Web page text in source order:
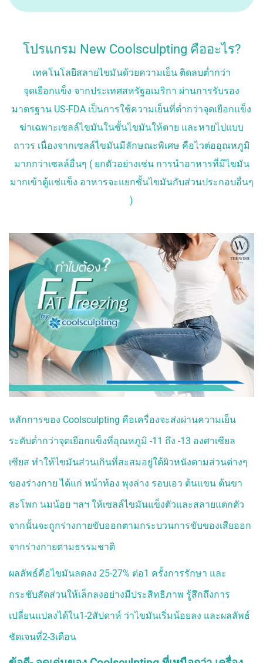
บริการอื่นๆ
EMT SCULPT สร้าง
กล้ามเนื้อ สลายไขมัน
NEW COOLSCULPTING
บอกลาทุกปัญหาไขมัน
ส่วนเกิน
TWC STEM BOOSTER
เติมน้ำให้ผิวสวยแบบสาว
COOL CRISTAL
PRP (PLATELET RICH
เลเซอร์กระชับรูขุมขน
รอยแตกลาย
เลเซอร์กำจัดขน LONG
PULSED ND YAG
VIDEO REVIEW
BLOG
CONTACT
โปรแกรม New Coolsculpting คืออะไร?
เทคโนโลยีสลายไขมันด้วยความเย็น ติดลบต่ำกว่า
จุดเยือกแข็ง จากประเทศสหรัฐอเมริกา ผ่านการรับรอง
มาตรฐาน US-FDA เป็นการใช้ความเย็นที่ต่ำกว่าจุดเยือกแข็ง
ฆ่าเฉพาะเซลล์ไขมันในชั้นไขมันให้ตาย และหายไปแบบ
ถาวร เนื่องจากเซลล์ไขมันมีลักษณะพิเศษ คือไวต่ออุณหภูมิ
มากกว่าเซลล์อื่นๆ ( ยกตัวอย่างเช่น การนำอาหารที่มีไขมัน
มากเข้าตู้แช่แข็ง อาหารจะแยกชั้นไขมันกับส่วนประกอบอื่นๆ
)
หลักการของ Coolsculpting คือเครื่องจะส่งผ่านความเย็น
ระดับต่ำกว่าจุดเยือกแข็งที่อุณหภูมิ -11 ถึง -13 องศาเซียล
เซียส ทำให้ไขมันส่วนเกินที่สะสมอยู่ใต้ผิวหนังตามส่วนต่างๆ
ของร่างกาย ได้แก่ หน้าท้อง พุงล่าง รอบเอว ต้นแขน ต้นขา
สะโพก นมน้อย ฯลฯ ให้เซลล์ไขมันแข็งตัวและสลายแตกตัว
จากนั้นจะถูกร่างกายขับออกตามกระบวนการขับของเสียออก
จากร่างกายตามธรรมชาติ
ผลลัพธ์คือไขมันลดลง 25-27% ต่อ1 ครั้งการรักษา และ
กระชับสัดส่วนให้เล็กลงอย่างมีประสิทธิภาพ รู้สึกถึงการ
เปลี่ยนแปลงได้ใน1-2สัปดาห์ ว่าไขมันเริ่มน้อยลง และผลลัพธ์
ชัดเจนที่2-3เดือน